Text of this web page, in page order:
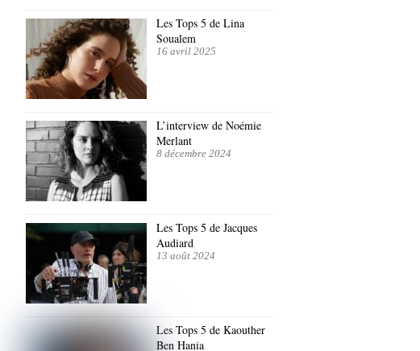
Les Tops 5 de Lina
Soualem
16 avril 2025
L’interview de Noémie
Merlant
8 décembre 2024
Les Tops 5 de Jacques
Audiard
13 août 2024
Les Tops 5 de Kaouther
Ben Hania